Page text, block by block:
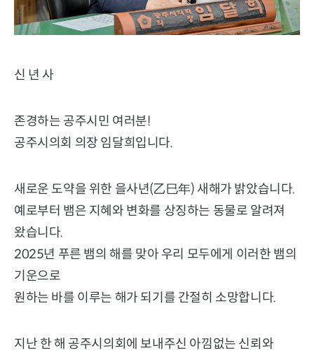
신 년 사
존경하는 공주시민 여러분!
공주시의회 의장 임달희입니다.
새로운 도약을 위한 을사년(乙巳年) 새해가 밝았습니다.
예로부터 뱀은 지혜와 변화를 상징하는 동물로 알려져
왔습니다.
2025년 푸른 뱀의 해를 맞아 우리 모두에게 이러한 뱀의
기운으로
원하는 바를 이루는 해가 되기를 간절히 소망합니다.
지난 한 해 공주시의회에 보내주신 아낌없는 신뢰와